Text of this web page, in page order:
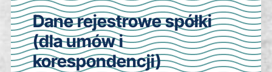
Dane rejestrowe spółki
(dla umów i
korespondencji)